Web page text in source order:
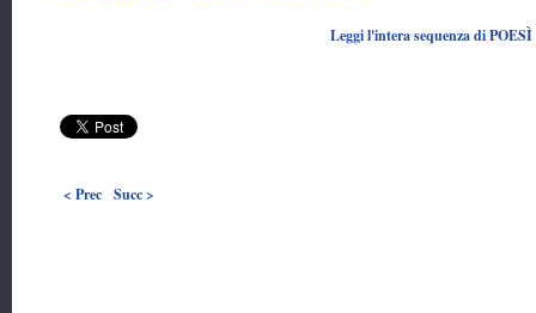
Leggi l'intera sequenza di POESÌ
< Prec Succ >